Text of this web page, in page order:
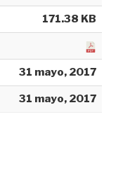
171.38 KB
31 mayo, 2017
31 mayo, 2017